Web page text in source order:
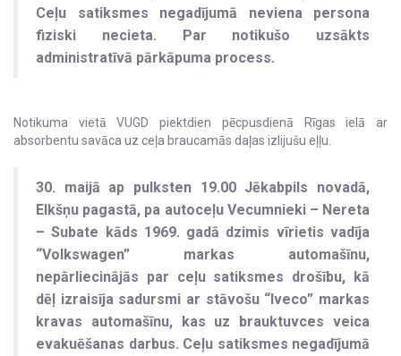
Ceļu satiksmes negadījumā neviena persona
fiziski necieta. Par notikušo uzsākts
administratīvā pārkāpuma process.
Notikuma vietā VUGD piektdien pēcpusdienā Rīgas ielā ar
absorbentu savāca uz ceļa braucamās daļas izlijušu eļļu.
30. maijā ap pulksten 19.00 Jēkabpils novadā,
Elkšņu pagastā, pa autoceļu Vecumnieki – Nereta
– Subate kāds 1969. gadā dzimis vīrietis vadīja
“Volkswagen” markas automašīnu,
nepārliecinājās par ceļu satiksmes drošību, kā
dēļ izraisīja sadursmi ar stāvošu “Iveco” markas
kravas automašīnu, kas uz brauktuvces veica
evakuēšanas darbus. Ceļu satiksmes negadījumā